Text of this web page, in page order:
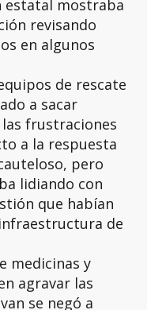
estatal mostraba
revisando
en algunos
de rescate
a sacar
frustraciones
a la respuesta
pero
lidiando con
que habían
de
medicinas y
agravar las
se negó a